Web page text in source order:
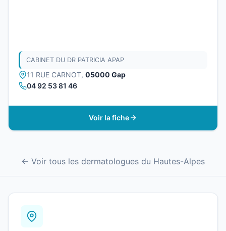
CABINET DU DR PATRICIA APAP
11 RUE CARNOT, 05000 Gap
04 92 53 81 46
Voir la fiche
← Voir tous les dermatologues du Hautes-Alpes